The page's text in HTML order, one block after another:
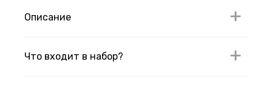
Описание
Что входит в набор?